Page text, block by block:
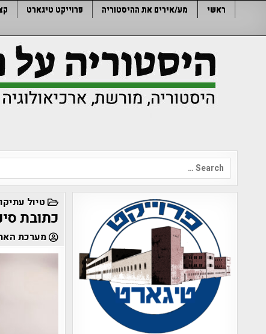
ראשי מע/אירים את ההיסטוריה פרוייקט טיגארט
Search
for:
POSTED
IN
טיול
כתובת
מערכת